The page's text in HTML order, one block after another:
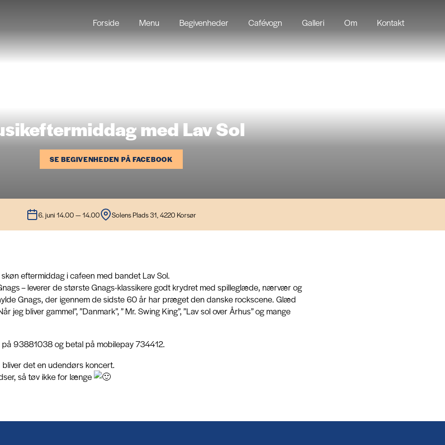
Forside Menu Begivenheder Cafévogn Galleri Om Kontakt
med Lav Sol
SE BEGIVENHEDEN PÅ FACEBOOK
6. juni 14.00 — 14.00 Solens Plads 31, 4220 Korsør
eftermiddag i cafeen med bandet Lav Sol.
– leverer de største Gnags-klassikere godt krydret med spilleglæde, nærvær og
Gnags, der igennem de sidste 60 år har præget den danske rockscene. Glæd
jeg bliver gammel”, ”Danmark”, ” Mr. Swing King”, ”Lav sol over Århus” og mange
på 93881038 og betal på mobilepay 734412.
bliver det en udendørs koncert.
så tøv ikke for længe